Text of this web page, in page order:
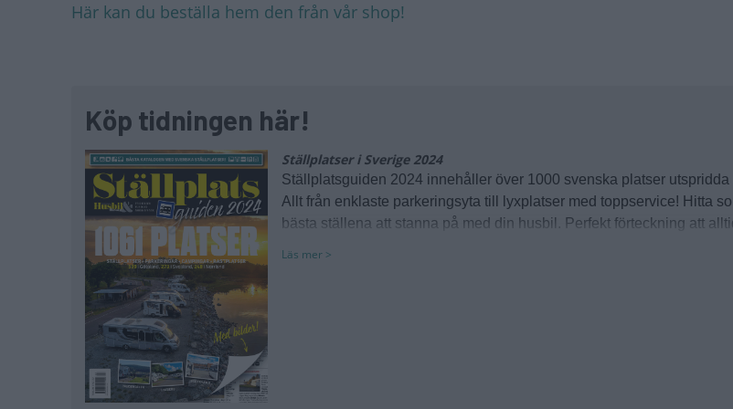
Här kan du beställa hem den från vår shop!
Köp tidningen här!
Ställplatser i Sverige 2024
Ställplatsguiden 2024 innehåller över 1000 svenska platser
Allt från enklaste parkeringsyta till lyxplatser med toppservice! Hitta
bästa ställena att stanna på med din husbil. Perfekt förteckning att
Läs mer >